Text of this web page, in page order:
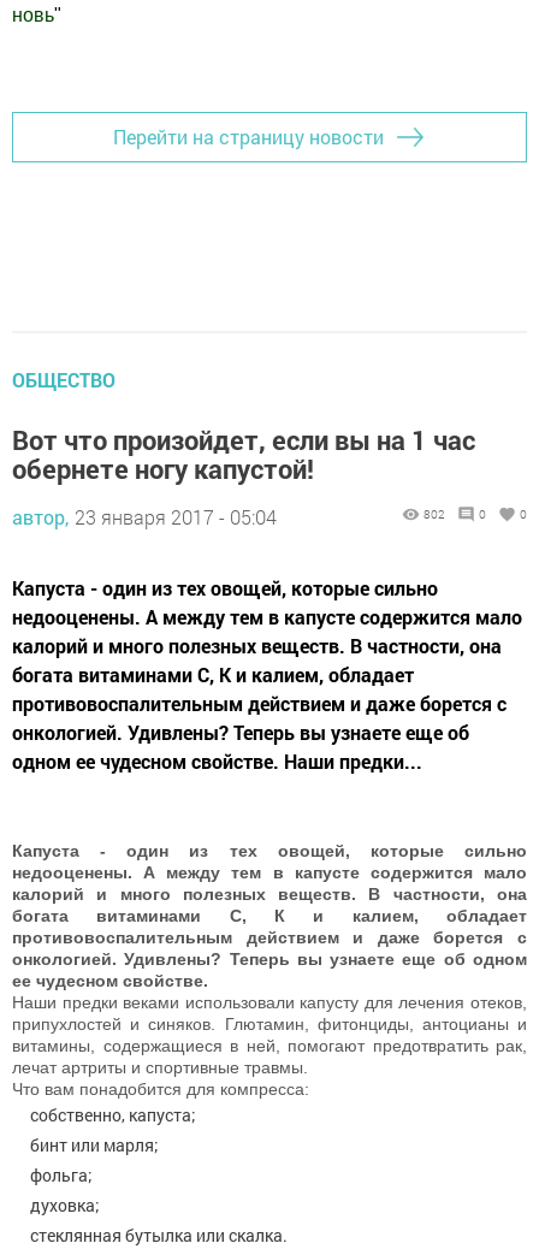
новь"
Перейти на страницу новости
ОБЩЕСТВО
Вот что произойдет, если вы на 1 час
обернете ногу капустой!
автор, 23 января 2017 - 05:04 802 0 0
Капуста - один из тех овощей, которые сильно
недооценены. А между тем в капусте содержится мало
калорий и много полезных веществ. В частности, она
богата витаминами С, К и калием, обладает
противовоспалительным действием и даже борется с
онкологией. Удивлены? Теперь вы узнаете еще об
одном ее чудесном свойстве. Наши предки...
Капуста - один из тех овощей, которые сильно
недооценены. А между тем в капусте содержится мало
калорий и много полезных веществ. В частности, она
богата витаминами С, К и калием, обладает
противовоспалительным действием и даже борется с
онкологией. Удивлены? Теперь вы узнаете еще об одном
ее чудесном свойстве.
Наши предки веками использовали капусту для лечения отеков,
припухлостей и синяков. Глютамин, фитонциды, антоцианы и
витамины, содержащиеся в ней, помогают предотвратить рак,
лечат артриты и спортивные травмы.
Что вам понадобится для компресса:
собственно, капуста;
бинт или марля;
фольга;
духовка;
стеклянная бутылка или скалка.